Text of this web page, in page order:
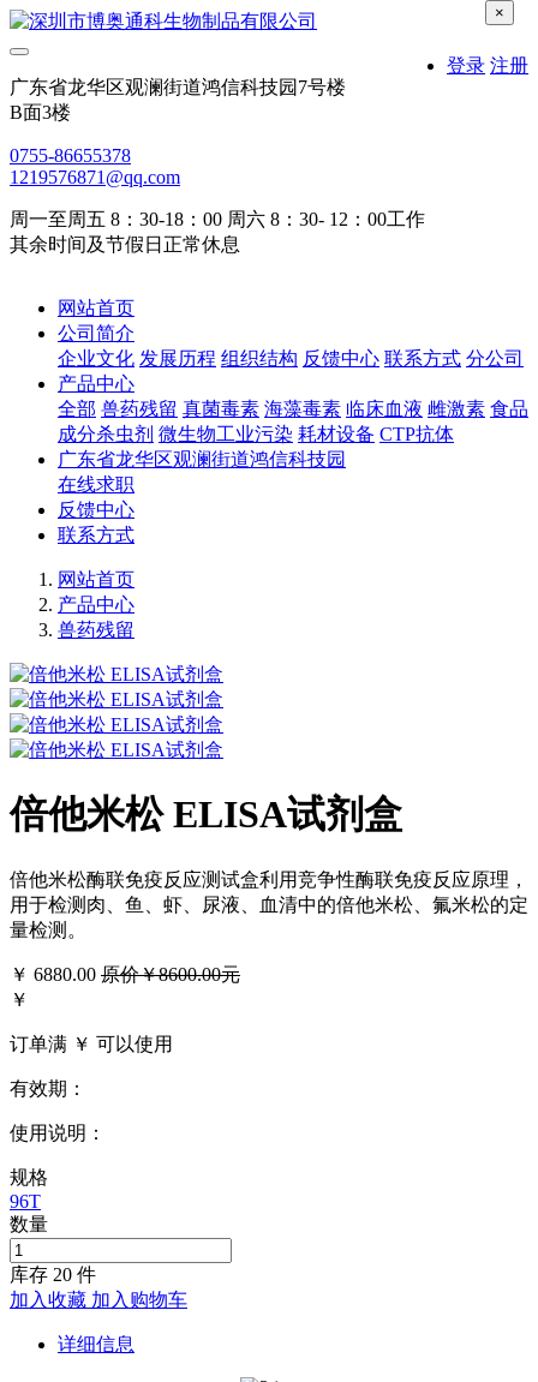
登录 注册
广东省龙华区观澜街道鸿信科技园7号楼
B面3楼
0755-86655378
1219576871@qq.com
周一至周五 8：30-18：00 周六 8：30- 12：00工作
其余时间及节假日正常休息
网站首页
公司简介
企业文化 发展历程 组织结构 反馈中心 联系方式 分公司
产品中心
全部 兽药残留 真菌毒素 海藻毒素 临床血液 雌激素 食品
成分杀虫剂 微生物工业污染 耗材设备 CTP抗体
广东省龙华区观澜街道鸿信科技园
在线求职
反馈中心
联系方式
网站首页
产品中心
兽药残留
倍他米松 ELISA试剂盒
倍他米松酶联免疫反应测试盒利用竞争性酶联免疫反应原理，
用于检测肉、鱼、虾、尿液、血清中的倍他米松、氟米松的定
量检测。
￥ 6880.00 原价￥8600.00元
×
￥
订单满 ￥ 可以使用
有效期：
使用说明：
规格
96T
数量
库存 20 件
加入收藏 加入购物车
详细信息